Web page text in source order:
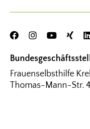
Frauenselbsthilfe
Thomas-Mann-Str.